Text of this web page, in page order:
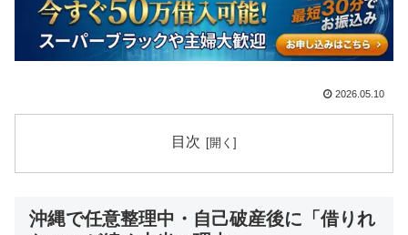
2026.05.10
目次
沖縄で任意整理中・自己破産後に「借りれ